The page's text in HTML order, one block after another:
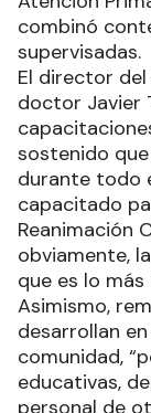
combinó
supervisadas.
El director
doctor Javier
sostenido
durante todo
capacitado
Reanimación
obviamente,
que es lo
Asimismo,
desarrollan
comunidad,
educativas,
personal de